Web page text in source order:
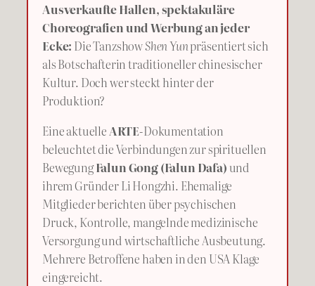
Ausverkaufte Hallen, spektakuläre
Choreografien und Werbung an jeder
Ecke: Die TanzshowShen Yunpräsentiert sich
als Botschafterin traditioneller chinesischer
Kultur. Doch wer steckt hinter der
Produktion?
Eine aktuelle ARTE-Dokumentation
beleuchtet die Verbindungen zur spirituellen
BewegungFalun Gong (Falun Dafa) und
ihrem Gründer Li Hongzhi. Ehemalige
Mitglieder berichten über psychischen
Druck, Kontrolle, mangelnde medizinische
Versorgung und wirtschaftliche Ausbeutung.
Mehrere Betroffene haben in den USA Klage
eingereicht.